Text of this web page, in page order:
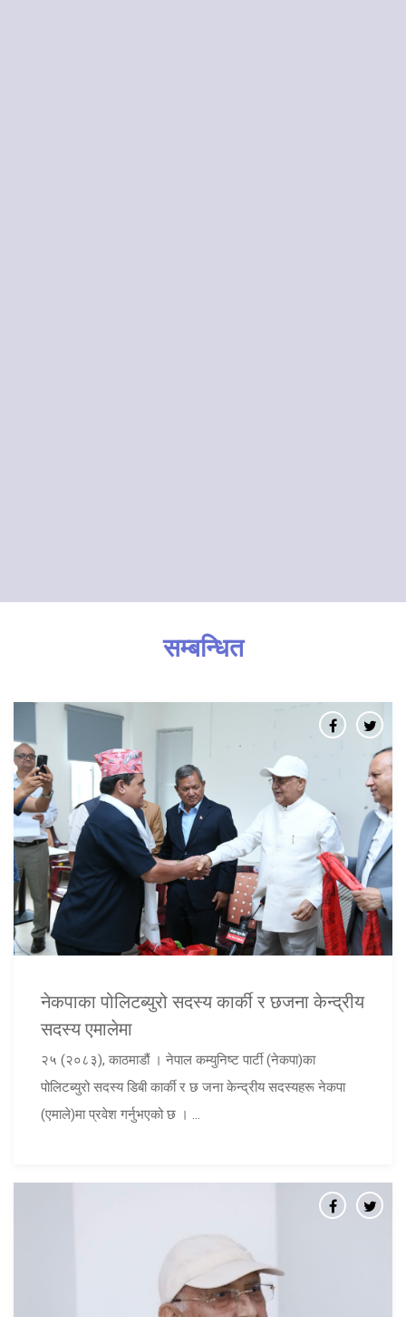
सम्बन्धित
नेकपाका पोलिटब्युरो सदस्य कार्की र छजना केन्द्रीय
सदस्य एमालेमा
२५ (२०८३), काठमाडौं । नेपाल कम्युनिष्ट पार्टी (नेकपा)का
पोलिटब्युरो सदस्य डिबी कार्की र छ जना केन्द्रीय सदस्यहरू नेकपा
(एमाले)मा प्रवेश गर्नुभएको छ । ...